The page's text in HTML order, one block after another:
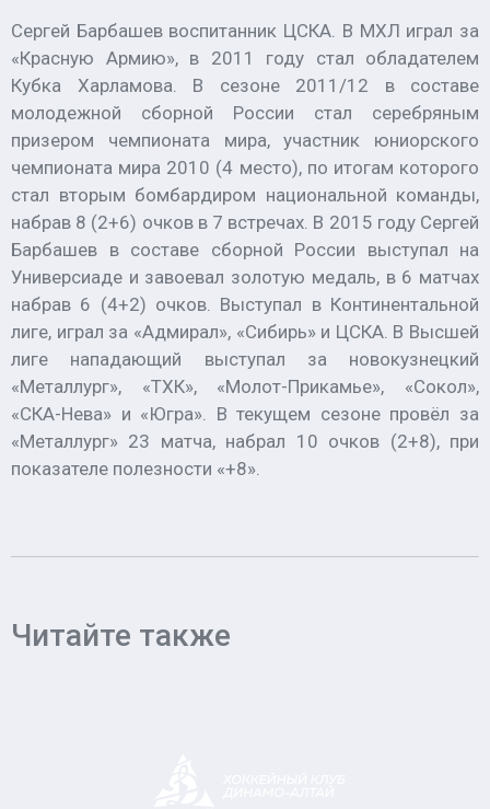
Сергей Барбашев воспитанник ЦСКА. В МХЛ играл за
«Красную Армию», в 2011 году стал обладателем
Кубка Харламова. В сезоне 2011/12 в составе
молодежной сборной России стал серебряным
призером чемпионата мира, участник юниорского
чемпионата мира 2010 (4 место), по итогам которого
стал вторым бомбардиром национальной команды,
набрав 8 (2+6) очков в 7 встречах. В 2015 году Сергей
Барбашев в составе сборной России выступал на
Универсиаде и завоевал золотую медаль, в 6 матчах
набрав 6 (4+2) очков. Выступал в Континентальной
лиге, играл за «Адмирал», «Сибирь» и ЦСКА. В Высшей
лиге нападающий выступал за новокузнецкий
«Металлург», «ТХК», «Молот-Прикамье», «Сокол»,
«СКА-Нева» и «Югра». В текущем сезоне провёл за
«Металлург» 23 матча, набрал 10 очков (2+8), при
показателе полезности «+8».
Читайте также